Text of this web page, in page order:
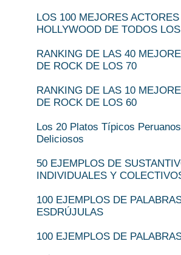
LOS 100 MEJORES
HOLLYWOOD DE TODOS
RANKING DE LAS 40
DE ROCK DE LOS 70
RANKING DE LAS 10
DE ROCK DE LOS 60
Los 20 Platos Típicos
Deliciosos
50 EJEMPLOS DE
INDIVIDUALES Y
100 EJEMPLOS DE
ESDRÚJULAS
100 EJEMPLOS DE